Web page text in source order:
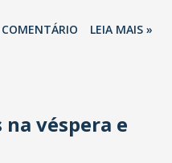
eleitoral da
renovar Fortaleza")
LEIA MAIS »
véspera e